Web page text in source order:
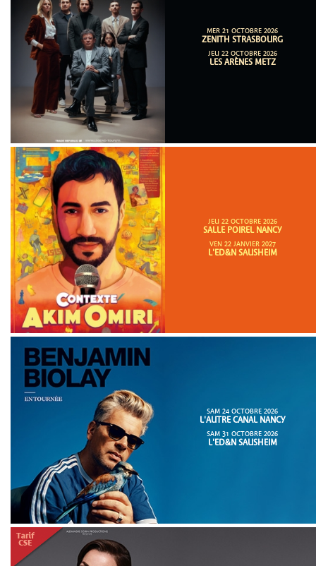
MER 21 OCTOBRE 2026
ZENITH STRASBOURG
JEU 22 OCTOBRE 2026
LES ARÈNES METZ
JEU 22 OCTOBRE 2026
SALLE POIREL NANCY
VEN 22 JANVIER 2027
L'ED&N SAUSHEIM
SAM 24 OCTOBRE 2026
L'AUTRE CANAL NANCY
SAM 31 OCTOBRE 2026
L'ED&N SAUSHEIM